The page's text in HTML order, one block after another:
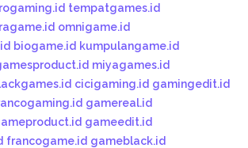
tempatgames.id
omnigame.id
biogame.id kumpulangame.id
miyagames.id
cicigaming.id gamingedit.id
gamereal.id
gameedit.id
francogame.id gameblack.id